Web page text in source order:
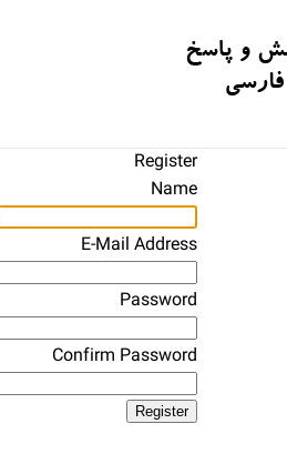
Register
Name
E-Mail Address
Password
Confirm Password
Register